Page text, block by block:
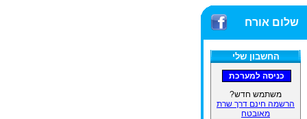
שלום אורח
החשבון שלי
משתמש חדש?
הרשמה חינם דרך שרת
מאובטח